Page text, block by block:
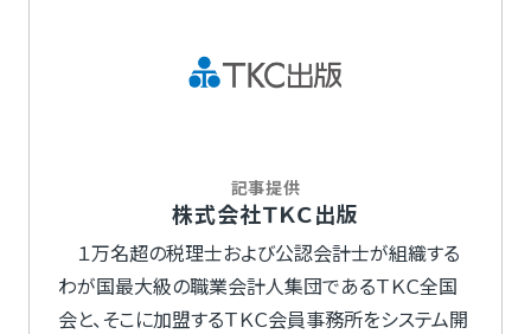
記事提供
株式会社ＴＫＣ出版
１万名超の税理士および公認会計士が組織する
わが国最大級の職業会計人集団であるＴＫＣ全国
会と、そこに加盟するＴＫＣ会員事務所をシステム開